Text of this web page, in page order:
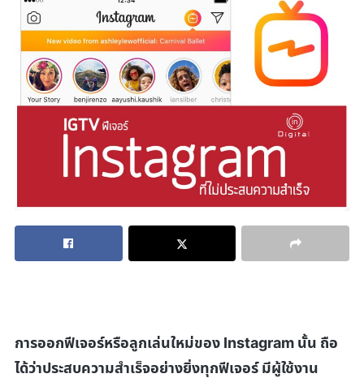
การออกฟีเจอร์หรือลูกเล่นใหม่ของ Instagram นั้น ถือ
ได้ว่าประสบความสำเร็จอย่างยิ่งทุกฟีเจอร์ มีผู้ใช้งาน